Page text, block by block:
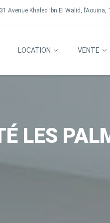
Avenue Khaled Ibn El Walid, l’Aouina,
LOCATION VENTE
LES